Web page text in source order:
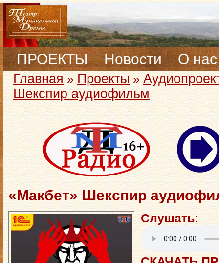
ПРОЕКТЫ Новости О нас
Главная» Проекты »
Шекспир аудиофильм
«Макбет» Шекспир
Слушать: